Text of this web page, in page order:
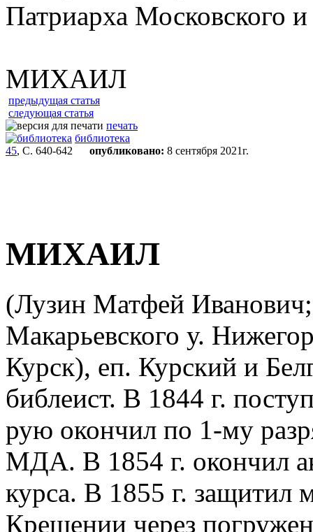
Патриарха Московского
МИХАИЛ
предыдущая статья
следующая статья
печать
библиотека
45, С. 640-642 опубликовано: 8 сентября 2021г.
МИХАИЛ
(Лузин Матфей
Макарьевского у.
Курск), еп. Курский и
библеист. В 1844 г.
рую окончил по 1-му
МДА. В 1854 г. окончил
курса. В 1855 г. защитил
Крещении через